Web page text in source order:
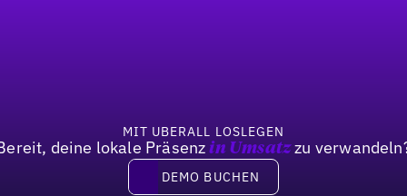
MIT UBERALL LOSLEGEN
deine lokale Präsenzin Umsatzzu
DEMO BUCHEN
DEMO BUCHEN